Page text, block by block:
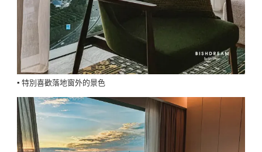
▪️ 特別喜歡落地窗外的景色